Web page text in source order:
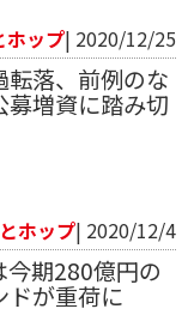
ホップ| 2020/12/25
転落、前例のな
募増資に踏み切
ホップ| 2020/12/4
今期280億円の
ドが重荷に